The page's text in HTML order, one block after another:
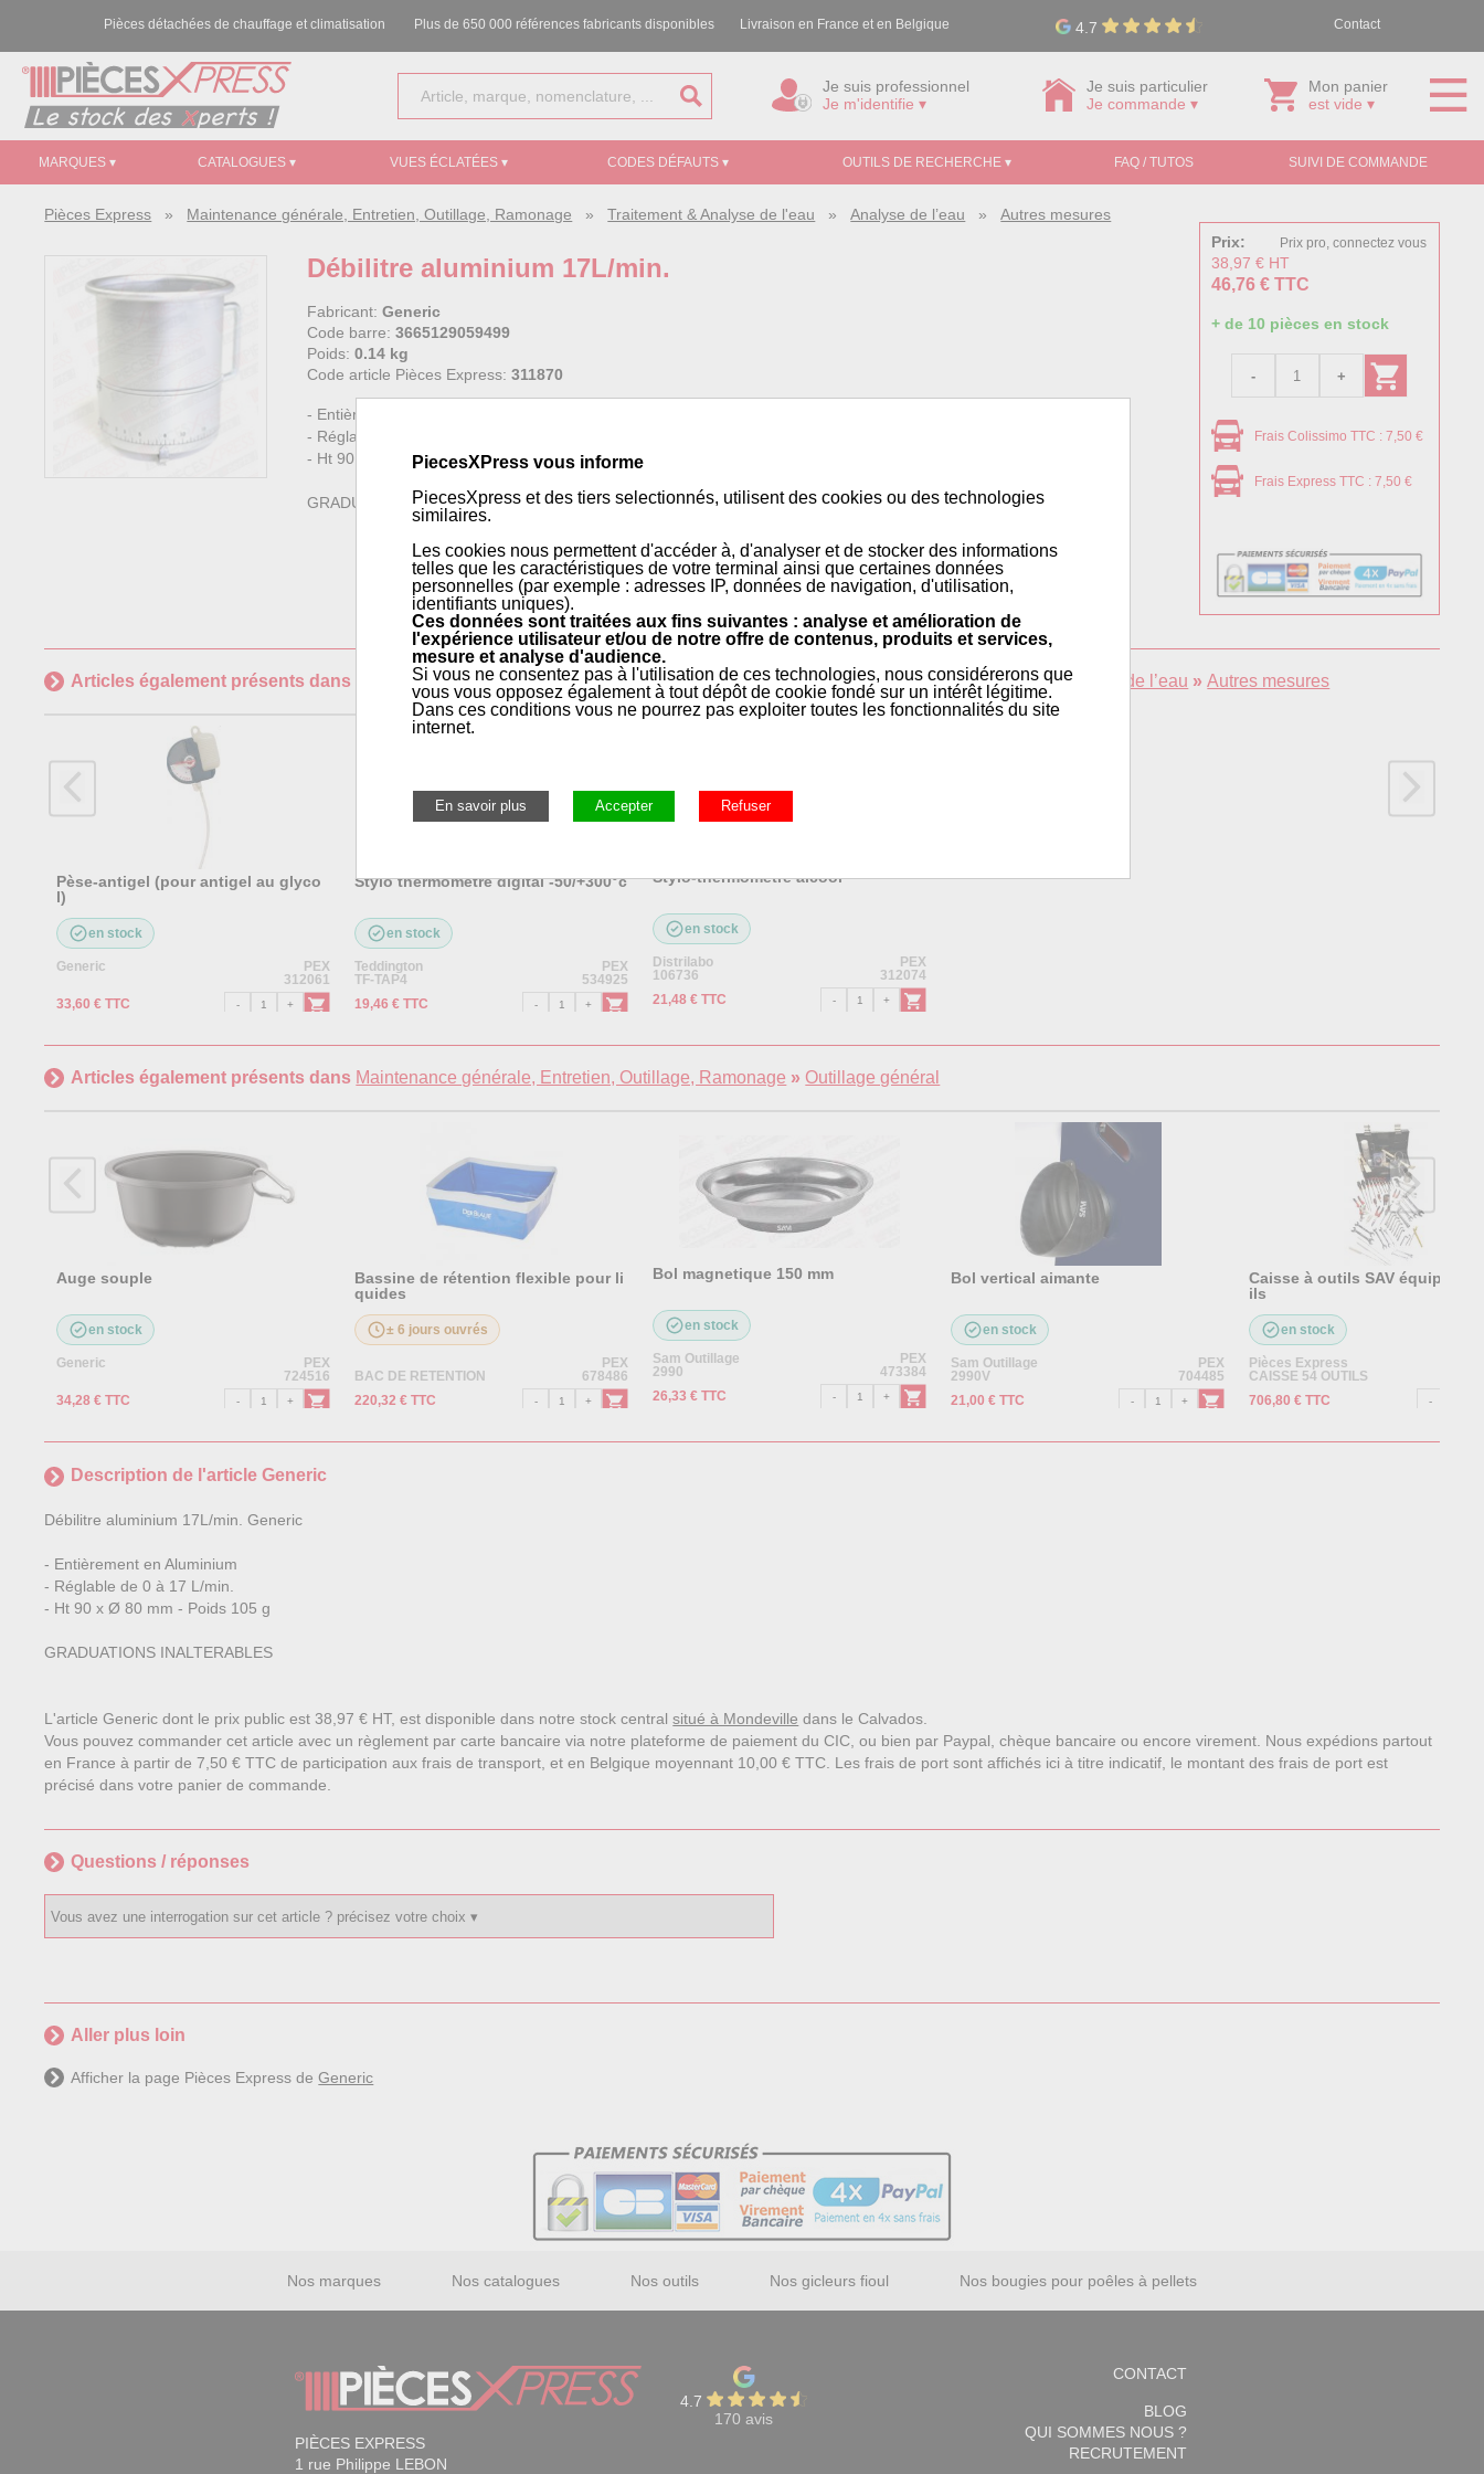
Pièces détachées de chauffage et climatisation Plus de 650 000 références fabricants disponibles Livraison en France et en Belgique 4.7 Contact
Je suis professionnel
Je m'identifie ▾
Je suis particulier
Je commande ▾
Mon panier
est vide ▾
MARQUES ▾ CATALOGUES ▾ VUES ÉCLATÉES ▾ CODES DÉFAUTS ▾ OUTILS DE RECHERCHE ▾ FAQ / TUTOS SUIVI DE COMMANDE
Pièces Express » Maintenance générale, Entretien, Outillage, Ramonage »Traitement & Analyse de l'eau »Analyse de l’eau »Autres mesures
Débilitre aluminium 17L/min.
Fabricant: Generic
Code barre: 3665129059499
Poids: 0.14 kg
Code article Pièces Express: 311870
- Entièrement en Aluminium
- Réglable de 0 à 17 L/min.
- Ht 90 x Ø 80 mm - Poids 105 g
GRADUATIONS INALTERABLES
Prix: Prix pro, connectez vous
38,97 € HT
46,76 € TTC
+ de 10 pièces en stock
Frais Colissimo TTC : 7,50 €
Frais Express TTC : 7,50 €
Articles également présents dans Maintenance générale, Entretien, Outillage, Ramonage»Traitement & Analyse de l'eau»Analyse de l’eau »Autres mesures
Pèse-antigel (pour antigel au glyco
l)
en stock
Generic
PEX
312061
33,60 € TTC
Stylo thermometre digital -50/+300°c
en stock
Teddington
PEX
TF-TAP4
534925
19,46 € TTC
Stylo-thermomètre alcool
en stock
Distrilabo
PEX
106736
312074
21,48 € TTC
Articles également présents dans Maintenance générale, Entretien, Outillage, Ramonage » Outillage général
Auge souple
en stock
Generic
PEX
724516
34,28 € TTC
Bassine de rétention flexible pour li
quides
± 6 jours ouvrés
PEX
BAC DE RETENTION
678486
220,32 € TTC
Bol magnetique 150 mm
en stock
Sam Outillage
PEX
2990
473384
26,33 € TTC
Bol vertical aimante
en stock
Sam Outillage
PEX
2990V
704485
21,00 € TTC
Caisse à outils SAV équipée -
ils
en stock
Pièces Express
CAISSE 54 OUTILS
706,80 € TTC
Description de l'article Generic
Débilitre aluminium 17L/min. Generic
- Entièrement en Aluminium
- Réglable de 0 à 17 L/min.
- Ht 90 x Ø 80 mm - Poids 105 g
GRADUATIONS INALTERABLES
L'article Generic dont le prix public est 38,97 € HT, est disponible dans notre stock centralsitué à Mondeville dans le Calvados.
Vous pouvez commander cet article avec un règlement par carte bancaire via notre plateforme de paiement du CIC, ou bien par Paypal, chèque bancaire ou encore virement. Nous expédions partout
en France à partir de 7,50 € TTC de participation aux frais de transport, et en Belgique moyennant 10,00 € TTC. Les frais de port sont affichés ici à titre indicatif, le montant des frais de port est
précisé dans votre panier de commande.
Questions / réponses
Aller plus loin
Afficher la page Pièces Express deGeneric
Nos marques Nos catalogues Nos outils Nos gicleurs fioul Nos bougies pour poêles à pellets
PIÈCES EXPRESS
1 rue Philippe LEBON
4.7
170 avis
CONTACT
BLOG
QUI SOMMES NOUS ?
RECRUTEMENT
PiecesXPress vous informe
PiecesXpress et des tiers selectionnés, utilisent des cookies ou des technologies
similaires.
Les cookies nous permettent d'accéder à, d'analyser et de stocker des informations
telles que les caractéristiques de votre terminal ainsi que certaines données
personnelles (par exemple : adresses IP, données de navigation, d'utilisation,
identifiants uniques).
Ces données sont traitées aux fins suivantes : analyse et amélioration de
l'expérience utilisateur et/ou de notre offre de contenus, produits et services,
mesure et analyse d'audience.
Si vous ne consentez pas à l'utilisation de ces technologies, nous considérerons que
vous vous opposez également à tout dépôt de cookie fondé sur un intérêt légitime.
Dans ces conditions vous ne pourrez pas exploiter toutes les fonctionnalités du site
internet.